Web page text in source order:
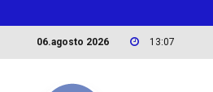
06.agosto 2026 13:07